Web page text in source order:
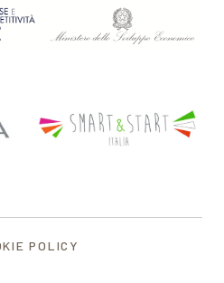
POLICY